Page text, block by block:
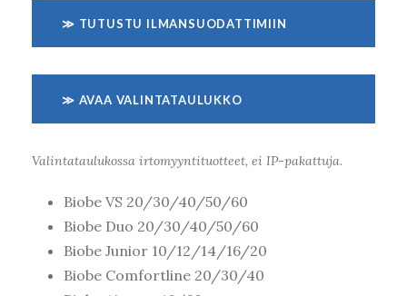
≫ TUTUSTU ILMANSUODATTIMIIN
≫ AVAA VALINTATAULUKKO
Valintataulukossa irtomyyntituotteet, ei IP-pakattuja.
Biobe VS 20/30/40/50/60
Biobe Duo 20/30/40/50/60
Biobe Junior 10/12/14/16/20
Biobe Comfortline 20/30/40